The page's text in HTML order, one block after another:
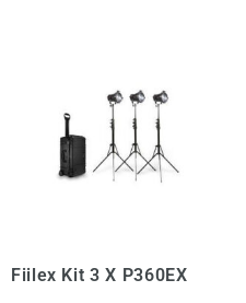
Fiilex Kit 3 X P360EX